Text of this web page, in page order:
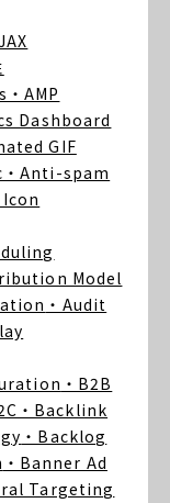
・AMP
Dashboard
GIF
・Anti-spam
Icon
Model
・Audit
・B2B
・Backlink
・Backlog
・Banner Ad
Targeting